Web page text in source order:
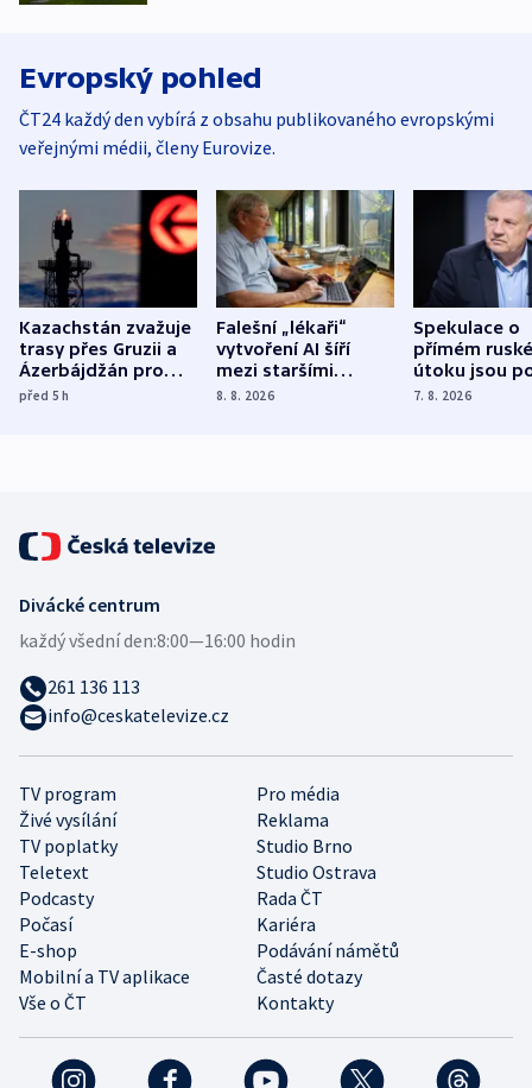
Evropský pohled
ČT24 každý den vybírá z obsahu publikovaného evropskými
veřejnými médii, členy Eurovize.
Kazachstán zvažuje
trasy přes Gruzii a
Ázerbájdžán pro
vývoz ropy do
před 5h
Falešní „lékaři“
vytvoření AI šíří
mezi staršími
Poláky nebezpečné
8. 8. 2026
Spekulace o
přímém
útoku jsou
míní
7. 8. 2026
TV program
Pro média
Živé vysílání
Reklama
TV poplatky
Studio Brno
Teletext
Studio Ostrava
Podcasty
Rada ČT
Počasí
Kariéra
E-shop
Podávání námětů
Mobilní a TV aplikace
Časté dotazy
Vše o ČT
Kontakty
Divácké centrum
každý všední den:8:00—16:00 hodin
261 136 113
info@ceskatelevize.cz